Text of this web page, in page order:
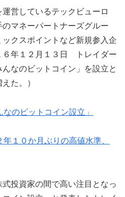
営しているテックビューロ
のマネーパートナーズグルー
クスポイントなど新規参入企
６年１２月１３日 トレイダー
なのビットコイン」を設立と
た。）
のビットコイン設立」
１０か月ぶりの高値水準、
式投資家の間で高い注目となっ